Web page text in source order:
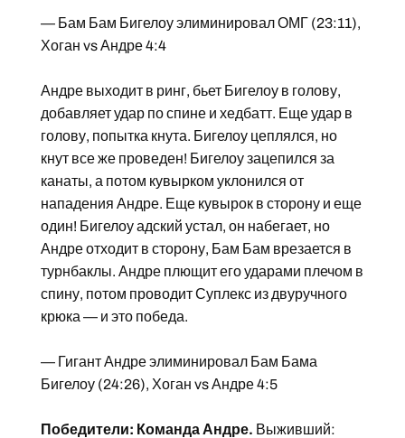
— Бам Бам Бигелоу элиминировал ОМГ (23:11),
Хоган vs Андре 4:4
Андре выходит в ринг, бьет Бигелоу в голову,
добавляет удар по спине и хедбатт. Еще удар в
голову, попытка кнута. Бигелоу цеплялся, но
кнут все же проведен! Бигелоу зацепился за
канаты, а потом кувырком уклонился от
нападения Андре. Еще кувырок в сторону и еще
один! Бигелоу адский устал, он набегает, но
Андре отходит в сторону, Бам Бам врезается в
турнбаклы. Андре плющит его ударами плечом в
спину, потом проводит Суплекс из двуручного
крюка — и это победа.
— Гигант Андре элиминировал Бам Бама
Бигелоу (24:26), Хоган vs Андре 4:5
Победители: Команда Андре. Выживший: